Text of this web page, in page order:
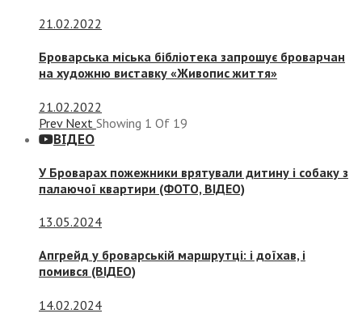
21.02.2022
Броварська міська бібліотека запрошує броварчан
на художню виставку «Живопис життя»
21.02.2022
Prev Next Showing 1 Of 19
ВІДЕО
У Броварах пожежники врятували дитину і собаку з
палаючої квартири (ФОТО, ВІДЕО)
13.05.2024
Апгрейд у броварській маршрутці: і доїхав, і
помився (ВІДЕО)
14.02.2024